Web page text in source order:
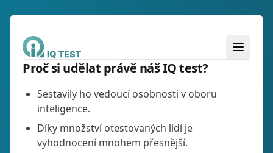
Domů
Testy
Můj Profil
Proč si udělat právě náš IQ test?
Sestavily ho vedoucí osobnosti v oboru
inteligence.
Díky množství otestovaných lidí je
vyhodnocení mnohem přesnější.